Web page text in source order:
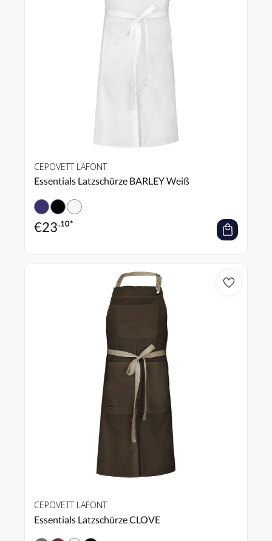
CEPOVETT LAFONT
Essentials Latzschürze BARLEY Weiß
€23.10*
CEPOVETT LAFONT
Essentials Latzschürze CLOVE